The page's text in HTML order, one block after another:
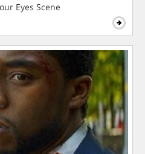
Eyes Scene